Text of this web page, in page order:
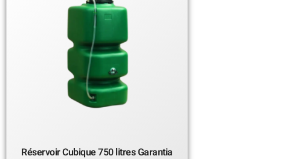
Réservoir Cubique 750 litres Garantia